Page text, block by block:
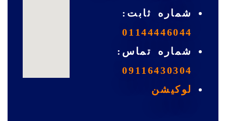
شماره ثابت:
01144446044
شماره تماس:
09116430304
لوکیشن